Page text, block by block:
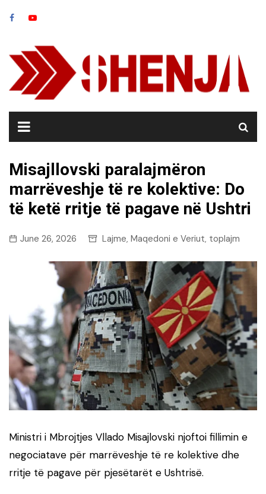
Misajllovski paralajmëron
marrëveshje të re kolektive: Do
të ketë rritje të pagave në Ushtri
June 26, 2026 Lajme, Maqedoni e Veriut, toplajm
Ministri i Mbrojtjes Vllado Misajlovski njoftoi fillimin e
negociatave për marrëveshje të re kolektive dhe
rritje të pagave për pjesëtarët e Ushtrisë.